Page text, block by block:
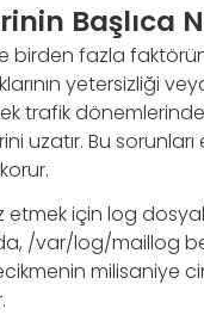
Başlıca
birden fazla
yetersizliği
trafik
uzatır. Bu
için log
/var/log/maillog